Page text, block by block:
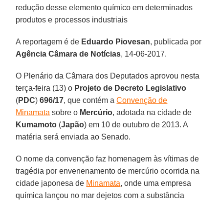
redução desse elemento químico em determinados
produtos e processos industriais
A reportagem é de Eduardo Piovesan, publicada por
Agência Câmara de Notícias, 14-06-2017.
O Plenário da Câmara dos Deputados aprovou nesta
terça-feira (13) o Projeto de Decreto Legislativo
(PDC)696/17, que contém aConvenção de
Minamata sobre o Mercúrio, adotada na cidade de
Kumamoto (Japão) em 10 de outubro de 2013. A
matéria será enviada ao Senado.
O nome da convenção faz homenagem às vítimas de
tragédia por envenenamento de mercúrio ocorrida na
cidade japonesa de Minamata, onde uma empresa
química lançou no mar dejetos com a substância